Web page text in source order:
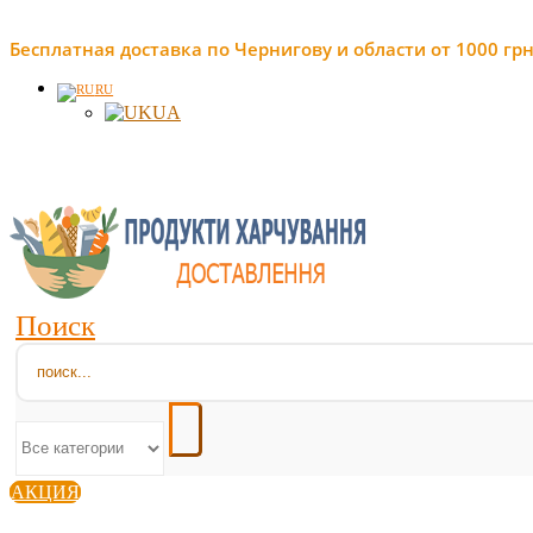
Бесплатная доставка по Чернигову и области от 1000
RU
UA
Поиск
АКЦИЯ